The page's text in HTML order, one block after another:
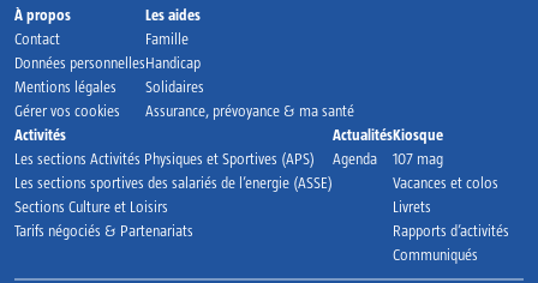
Accueil
À propos
Contact
Données personnelles
Mentions légales
Gérer vos cookies
Les aides
Famille
Handicap
Solidaires
Assurance, prévoyance & ma santé
Activités
Les sections Activités Physiques et Sportives (APS)
Les sections sportives des salariés de l’energie (ASSE)
Sections Culture et Loisirs
Tarifs négociés & Partenariats
Actualités
Agenda
Kiosque
107 mag
Vacances et colos
Livrets
Rapports d’activités
Communiqués